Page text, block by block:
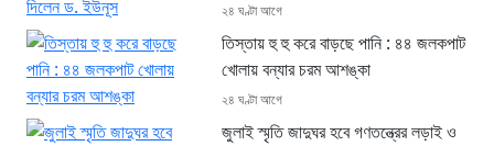
২৪ ঘণ্টা আগে
তিস্তায় হু হু করে বাড়ছে পানি : ৪৪ জলকপাট
খোলায় বন্যার চরম আশঙ্কা
২৪ ঘণ্টা আগে
জুলাই স্মৃতি জাদুঘর হবে গণতন্ত্রের লড়াই ও